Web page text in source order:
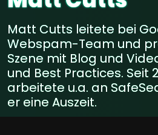
Matt Cutts leitete bei
Webspam-Team und
Szene mit Blog und
und Best Practices. Seit
arbeitete u.a. an
er eine Auszeit.